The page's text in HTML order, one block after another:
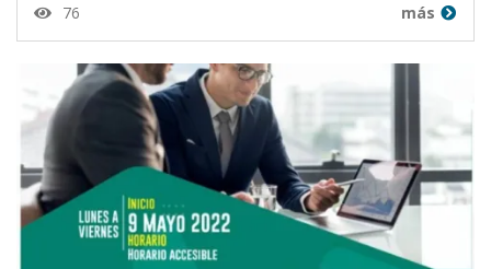
76 más